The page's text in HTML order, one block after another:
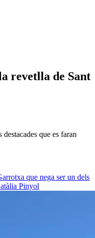
revetlla de Sant
que es faran
que nega ser un dels
Pinyol